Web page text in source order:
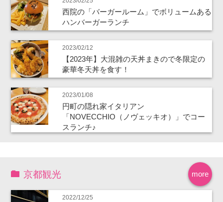
西院の「バーガールーム」でボリュームある
ハンバーガーランチ
2023/02/12
【2023年】大混雑の天丼まきので冬限定の
豪華冬天丼を食す！
2023/01/08
円町の隠れ家イタリアン
「NOVECCHIO（ノヴェッキオ）」でコー
スランチ♪
more
京都観光
2022/12/25